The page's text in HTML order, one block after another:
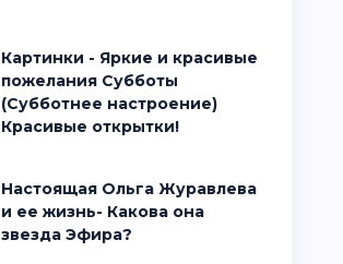
Картинки - Яркие и красивые
пожелания Субботы
(Субботнее настроение)
Красивые открытки!
Настоящая Ольга Журавлева
и ее жизнь- Какова она
звезда Эфира?